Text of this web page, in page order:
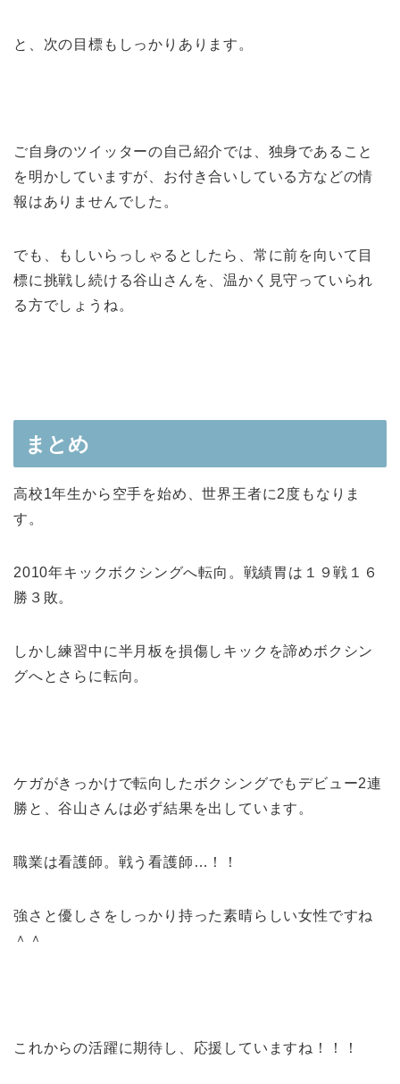
と、次の目標もしっかりあります。
ご自身のツイッターの自己紹介では、独身であること
を明かしていますが、お付き合いしている方などの情
報はありませんでした。
でも、もしいらっしゃるとしたら、常に前を向いて目
標に挑戦し続ける谷山さんを、温かく見守っていられ
る方でしょうね。
まとめ
高校1年生から空手を始め、世界王者に2度もなりま
す。
2010年キックボクシングへ転向。戦績胃は１９戦１６
勝３敗。
しかし練習中に半月板を損傷しキックを諦めボクシン
グへとさらに転向。
ケガがきっかけで転向したボクシングでもデビュー2連
勝と、谷山さんは必ず結果を出しています。
職業は看護師。戦う看護師…！！
強さと優しさをしっかり持った素晴らしい女性ですね
＾＾
これからの活躍に期待し、応援していますね！！！